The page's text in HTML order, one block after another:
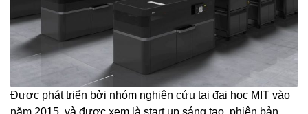
Được phát triển bởi nhóm nghiên cứu tại đại học MIT vào
năm 2015, và được xem là start up sáng tạo, phiên bản